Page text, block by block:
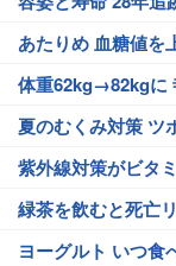
あたりめ 血糖値を
体重62kg→82kgに
夏のむくみ対策 ツ
紫外線対策がビタ
緑茶を飲むと死亡
ヨーグルト いつ食